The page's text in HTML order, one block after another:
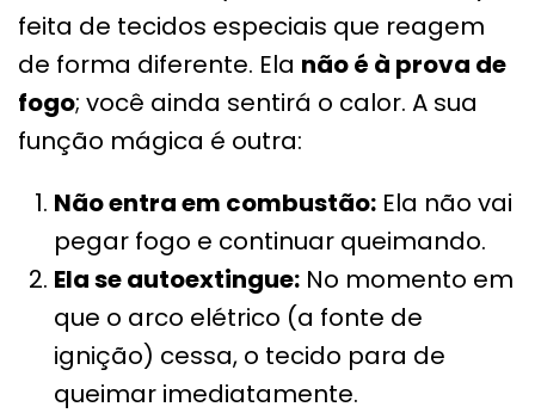
feita de tecidos especiais que reagem
de forma diferente. Ela não é à prova de
fogo; você ainda sentirá o calor. A sua
função mágica é outra:
Não entra em combustão: Ela não vai
pegar fogo e continuar queimando.
Ela se autoextingue: No momento em
que o arco elétrico (a fonte de
ignição) cessa, o tecido para de
queimar imediatamente.